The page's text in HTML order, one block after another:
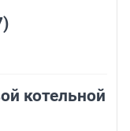
котельной